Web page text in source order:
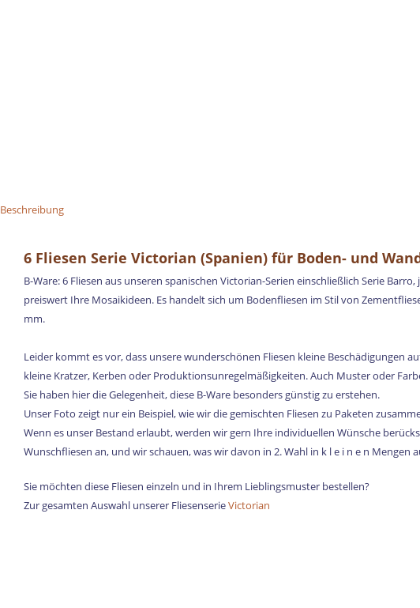
Beschreibung
6 Fliesen Serie Victorian (Spanien) für Boden- und
B-Ware: 6 Fliesen aus unseren spanischen Victorian-Serien einschließlich Serie
preiswert Ihre Mosaikideen. Es handelt sich um Bodenfliesen im Stil von
mm.
Leider kommt es vor, dass unsere wunderschönen Fliesen kleine Beschädigungen
kleine Kratzer, Kerben oder Produktionsunregelmäßigkeiten. Auch Muster oder
Sie haben hier die Gelegenheit, diese B-Ware besonders günstig zu erstehen.
Unser Foto zeigt nur ein Beispiel, wie wir die gemischten Fliesen zu Paketen
Wenn es unser Bestand erlaubt, werden wir gern Ihre individuellen Wünsche
Wunschfliesen an, und wir schauen, was wir davon in 2. Wahl in k l e i n e n Mengen
Sie möchten diese Fliesen einzeln und in Ihrem Lieblingsmuster bestellen?
Zur gesamten Auswahl unserer FliesenserieVictorian